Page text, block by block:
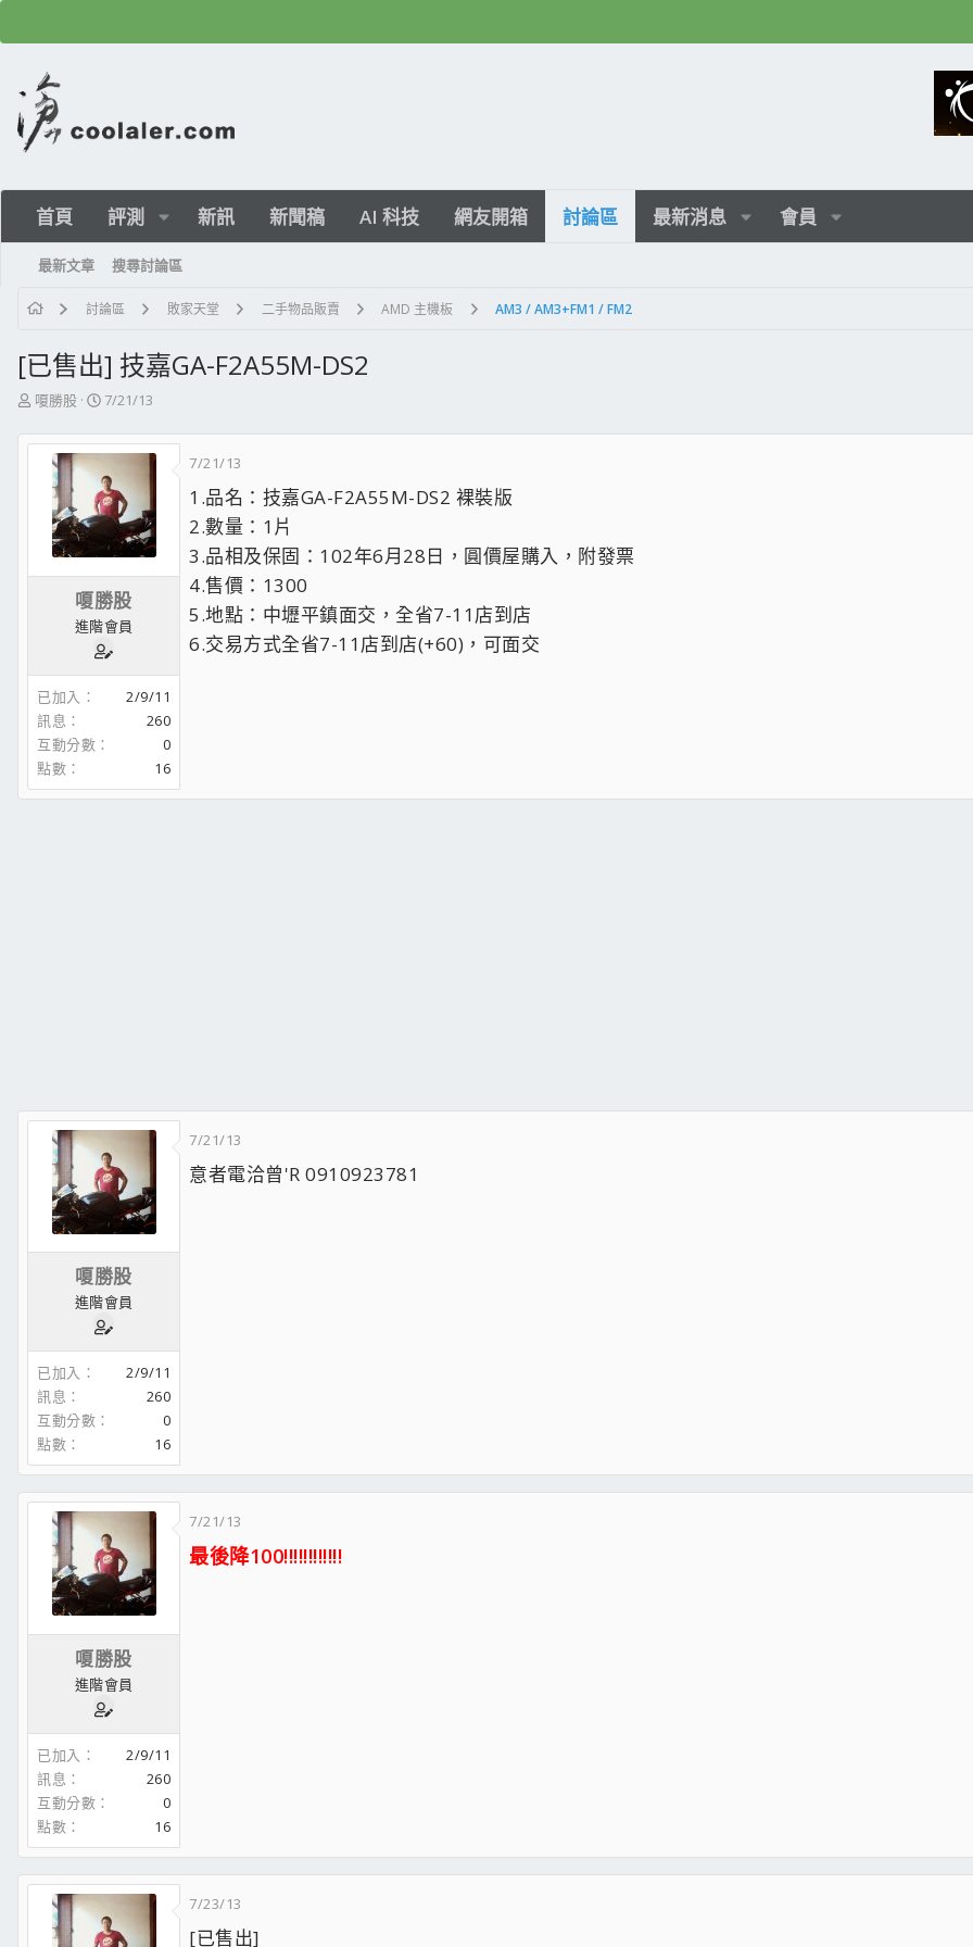
首頁 評測 新訊 新聞稿 AI 科技 網友開箱 討論區 最新消息 會員
最新文章 搜尋討論區
討論區 敗家天堂 二手物品販賣 AMD 主機板 AM3 / AM3+FM1 / FM2
[已售出] 技嘉GA-F2A55M-DS2
主
發
嗄勝股
開
日
7/21/13
嗄勝股
進階會員
已加入
2/9/11
訊息
260
互動分數
0
點數
16
7/21/13
1.品名：技嘉GA-F2A55M-DS2 裸裝版
2.數量：1片
3.品相及保固：102年6月28日，圓價屋購入，附發票
4.售價：1300
5.地點：中壢平鎮面交，全省7-11店到店
6.交易方式全省7-11店到店(+60)，可面交
嗄勝股
進階會員
已加入
2/9/11
訊息
260
互動分數
0
點數
16
7/21/13
意者電洽曾'R 0910923781
嗄勝股
進階會員
已加入
2/9/11
訊息
260
互動分數
0
點數
16
7/21/13
最後降100!!!!!!!!!!!!
7/23/13
[已售出]